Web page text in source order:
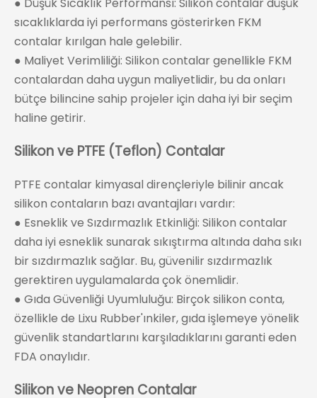
● Düşük Sıcaklık Performansı: Silikon contalar düşük
sıcaklıklarda iyi performans gösterirken FKM
contalar kırılgan hale gelebilir.
● Maliyet Verimliliği: Silikon contalar genellikle FKM
contalardan daha uygun maliyetlidir, bu da onları
bütçe bilincine sahip projeler için daha iyi bir seçim
haline getirir.
Silikon ve PTFE (Teflon) Contalar
PTFE contalar kimyasal dirençleriyle bilinir ancak
silikon contaların bazı avantajları vardır:
● Esneklik ve Sızdırmazlık Etkinliği: Silikon contalar
daha iyi esneklik sunarak sıkıştırma altında daha sıkı
bir sızdırmazlık sağlar. Bu, güvenilir sızdırmazlık
gerektiren uygulamalarda çok önemlidir.
● Gıda Güvenliği Uyumluluğu: Birçok silikon conta,
özellikle de Lixu Rubber'ınkiler, gıda işlemeye yönelik
güvenlik standartlarını karşıladıklarını garanti eden
FDA onaylıdır.
Silikon ve Neopren Contalar